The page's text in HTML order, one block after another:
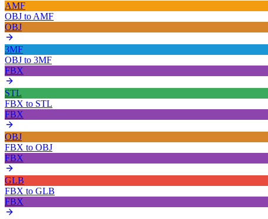
AMF
OBJ to AMF
OBJ
3MF
OBJ to 3MF
FBX
STL
FBX to STL
FBX
OBJ
FBX to OBJ
FBX
GLB
FBX to GLB
FBX